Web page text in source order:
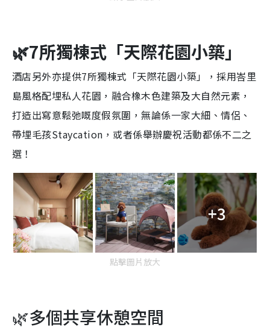
🌿7所獨棟式「天際花園小築」
酒店另外亦提供7所獨棟式「天際花園小築」，採用峇里
島風格配埋私人花園，融合橡木色建築及大自然元素，
打造出寫意鬆弛嘅度假氛圍，無論係一家大細、情侶、
帶埋毛孩Staycation，或者係舉辦慶祝活動都係不二之
選！
+3
點擊圖片放大
🌿多個共享休憩空間